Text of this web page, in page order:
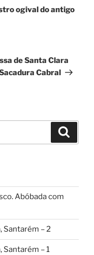
ogival do antigo
de Santa Clara
Cabral
Abóbada com
Santarém – 2
Santarém – 1